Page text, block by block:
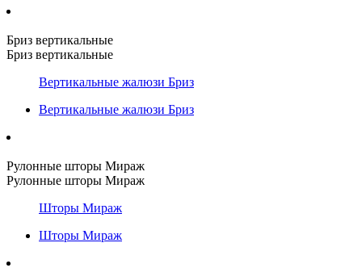
Бриз вертикальные
Бриз вертикальные
Вертикальные жалюзи Бриз
Вертикальные жалюзи Бриз
Рулонные шторы Мираж
Рулонные шторы Мираж
Шторы Мираж
Шторы Мираж